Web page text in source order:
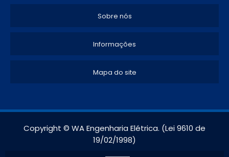
Sobre nós
Informações
Mapa do site
Copyright © WA Engenharia Elétrica. (Lei 9610 de
19/02/1998)